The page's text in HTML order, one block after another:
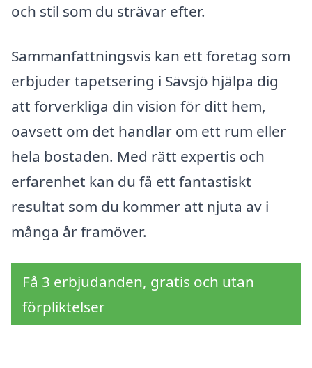
och stil som du strävar efter.
Sammanfattningsvis kan ett företag som
erbjuder tapetsering i Sävsjö hjälpa dig
att förverkliga din vision för ditt hem,
oavsett om det handlar om ett rum eller
hela bostaden. Med rätt expertis och
erfarenhet kan du få ett fantastiskt
resultat som du kommer att njuta av i
många år framöver.
Få 3 erbjudanden, gratis och utan
förpliktelser